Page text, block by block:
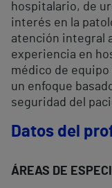
hospitalario, de
interés en la
atención integral
experiencia en
médico de
un enfoque
seguridad del
Datos del
ÁREAS DE